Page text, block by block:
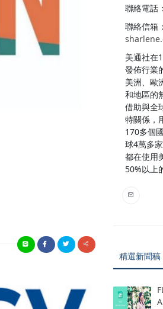
聯絡電話
聯絡信箱：
美通社在
發佈行業
美洲、歐
和地區的
借助與全
特關係，
170多個
球4萬多
都在使用
50%以上
精選新聞稿